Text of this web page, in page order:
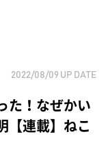
2022/08/09 UP DATE
た！なぜかい
【連載】ねこ